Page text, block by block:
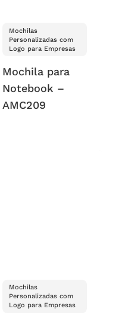
Mochilas
Personalizadas com
Logo para Empresas
Mochila para
Notebook –
AMC209
Mochilas
Personalizadas com
Logo para Empresas